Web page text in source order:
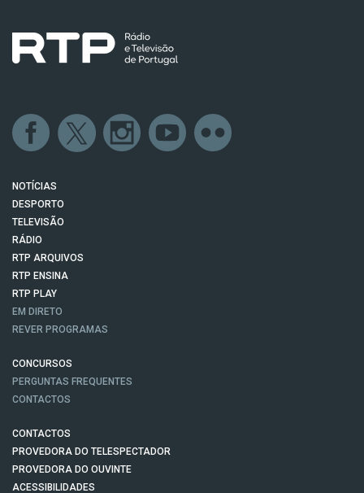
NOTÍCIAS
DESPORTO
TELEVISÃO
RÁDIO
RTP ARQUIVOS
RTP ENSINA
RTP PLAY
EM DIRETO
REVER PROGRAMAS
CONCURSOS
PERGUNTAS FREQUENTES
CONTACTOS
CONTACTOS
PROVEDORA DO TELESPECTADOR
PROVEDORA DO OUVINTE
ACESSIBILIDADES